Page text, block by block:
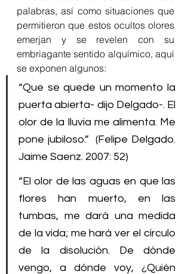
palabras, así como situaciones que
permitieron que estos ocultos olores
emerjan y se revelen con su
embriagante sentido alquímico, aquí
se exponen algunos:
“Que se quede un momento la
puerta abierta- dijo Delgado-. El
olor de la lluvia me alimenta. Me
pone jubiloso.”  (Felipe Delgado.
Jaime Saenz. 2007: 52)
“El olor de las aguas en que las
flores han muerto, en las
tumbas, me dará una medida
de la vida; me hará ver el círculo
de la disolución. De dónde
vengo, a dónde voy, ¿Quién